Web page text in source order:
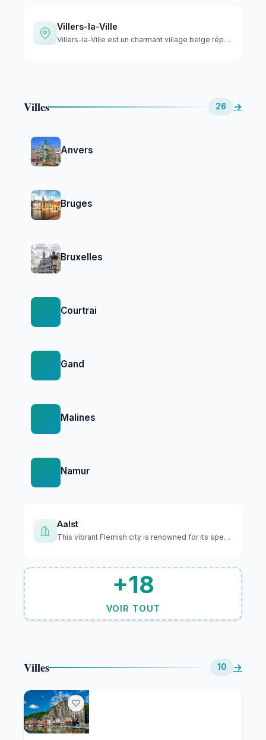
Villers-la-Ville
Villers-la-Ville est un charmant village belge réputé pour s…
Villes 26 →
Anvers
Bruges
Bruxelles
Courtrai
Gand
Malines
Namur
Aalst
This vibrant Flemish city is renowned for its spectacular ca…
+18
VOIR TOUT
Villes 10 →